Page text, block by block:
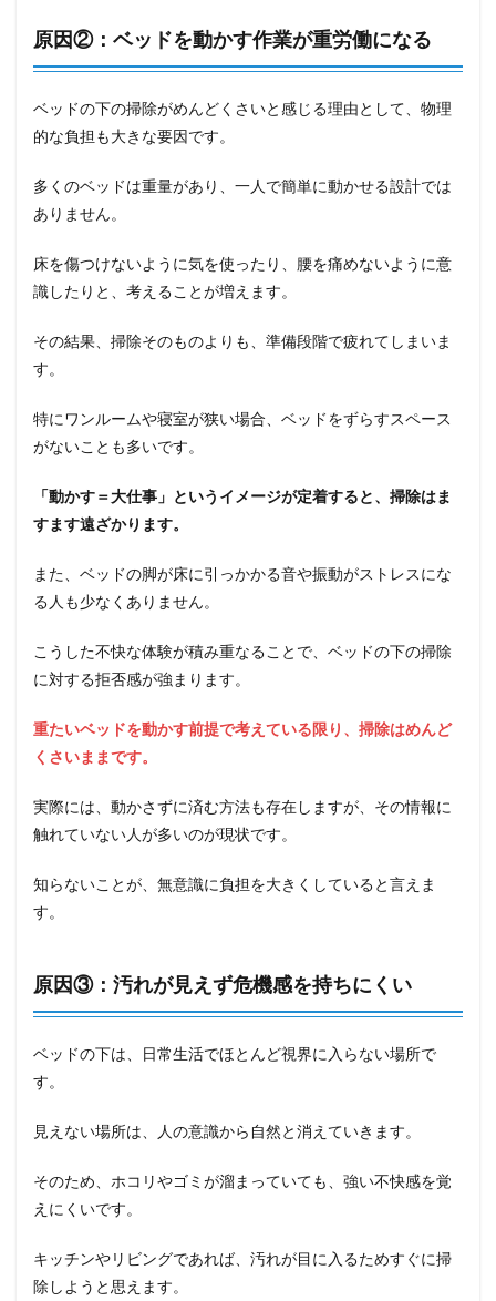
原因②：ベッドを動かす作業が重労働になる
ベッドの下の掃除がめんどくさいと感じる理由として、物理
的な負担も大きな要因です。
多くのベッドは重量があり、一人で簡単に動かせる設計では
ありません。
床を傷つけないように気を使ったり、腰を痛めないように意
識したりと、考えることが増えます。
その結果、掃除そのものよりも、準備段階で疲れてしまいま
す。
特にワンルームや寝室が狭い場合、ベッドをずらすスペース
がないことも多いです。
「動かす＝大仕事」というイメージが定着すると、掃除はま
すます遠ざかります。
また、ベッドの脚が床に引っかかる音や振動がストレスにな
る人も少なくありません。
こうした不快な体験が積み重なることで、ベッドの下の掃除
に対する拒否感が強まります。
重たいベッドを動かす前提で考えている限り、掃除はめんど
くさいままです。
実際には、動かさずに済む方法も存在しますが、その情報に
触れていない人が多いのが現状です。
知らないことが、無意識に負担を大きくしていると言えま
す。
原因③：汚れが見えず危機感を持ちにくい
ベッドの下は、日常生活でほとんど視界に入らない場所で
す。
見えない場所は、人の意識から自然と消えていきます。
そのため、ホコリやゴミが溜まっていても、強い不快感を覚
えにくいです。
キッチンやリビングであれば、汚れが目に入るためすぐに掃
除しようと思えます。